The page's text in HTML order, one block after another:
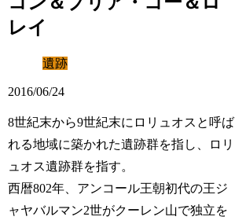
レイ
遺跡
2016/06/24
8世紀末から9世紀末にロリュオスと呼ば
れる地域に築かれた遺跡群を指し、ロリ
ュオス遺跡群を指す。
西暦802年、アンコール王朝初代の王ジ
ャヤバルマン2世がクーレン山で独立を